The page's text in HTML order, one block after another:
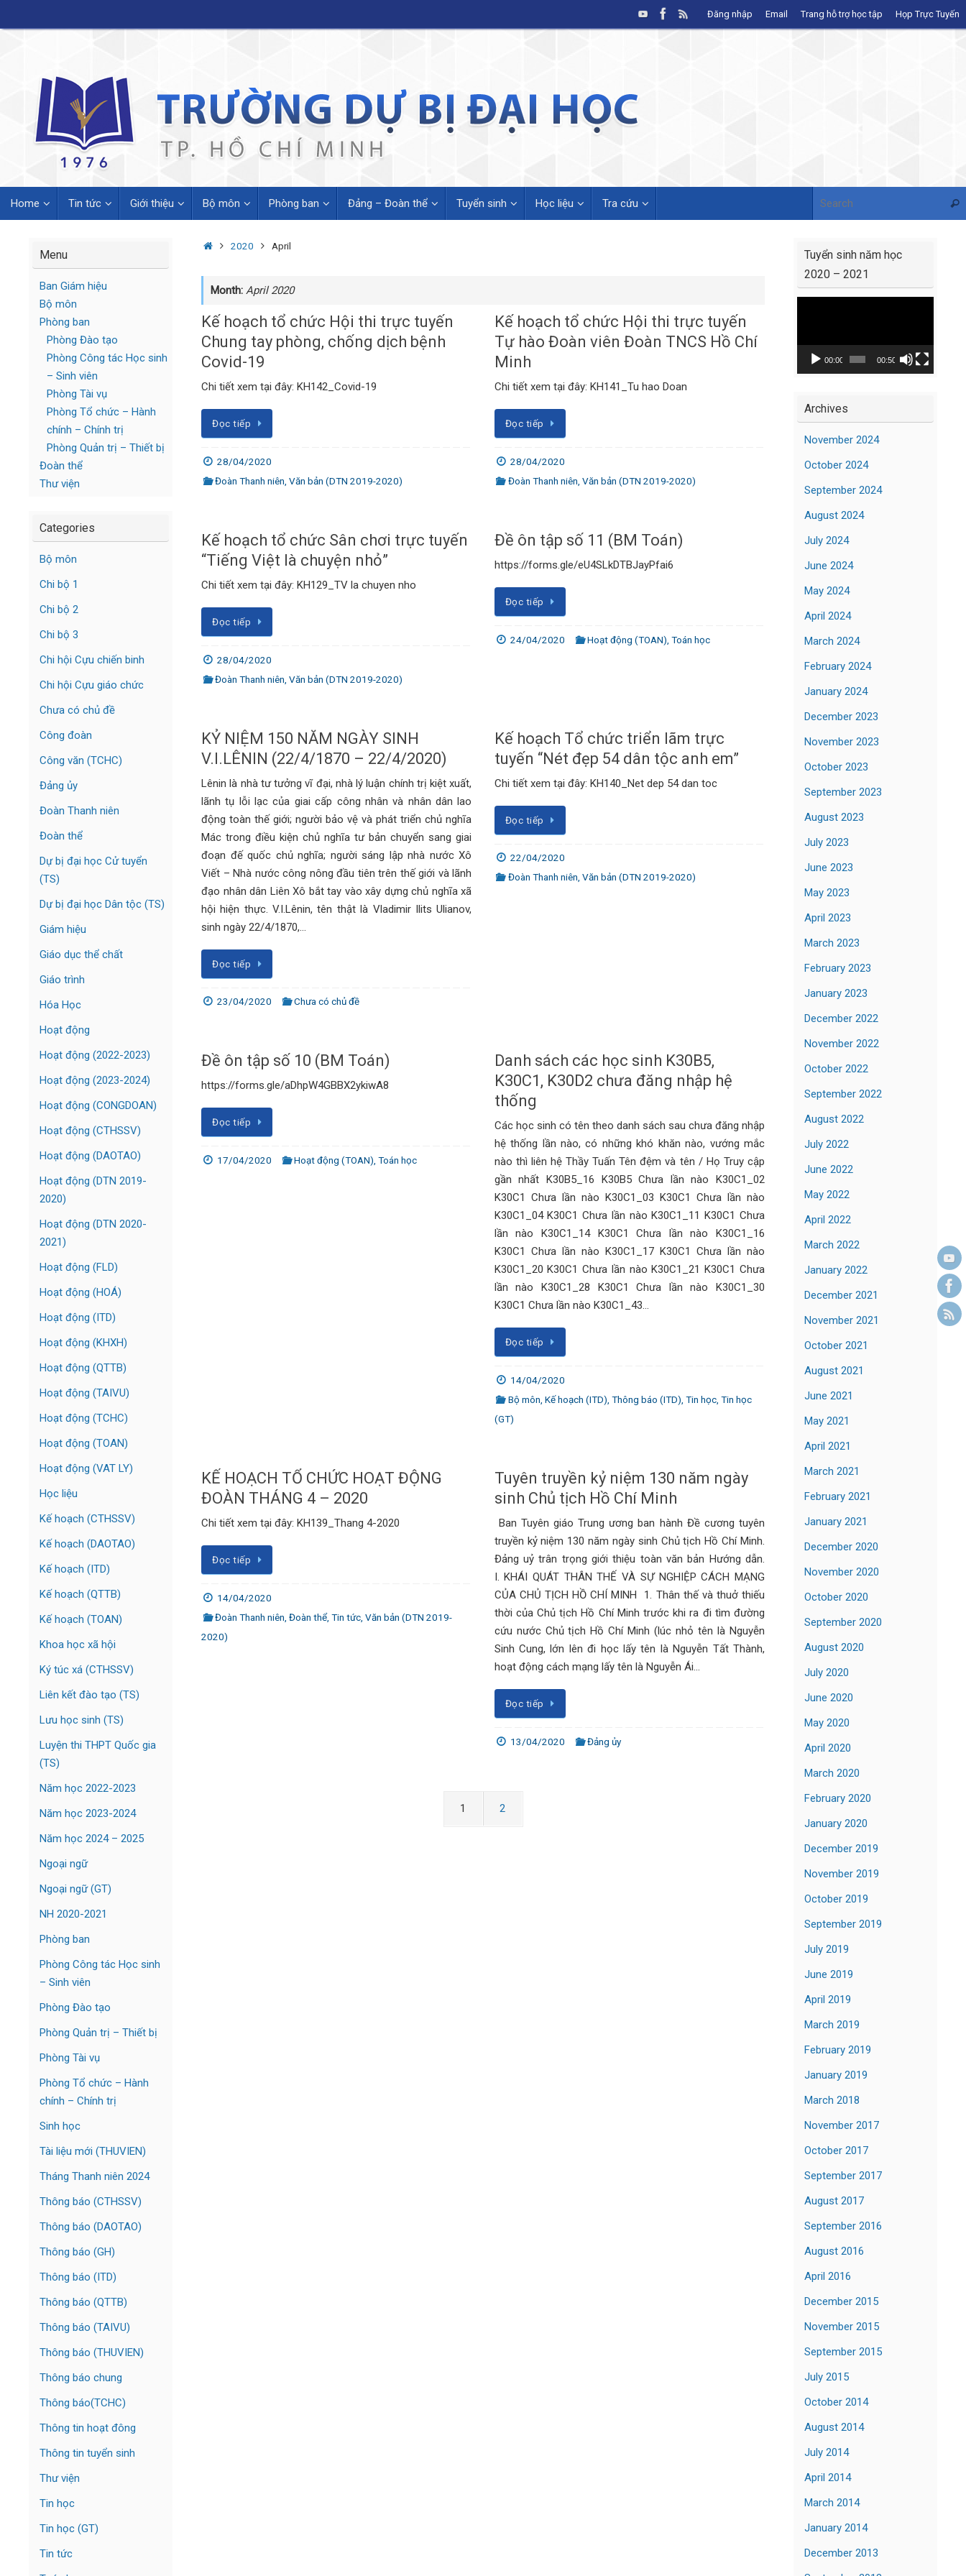
to
Đăng nhập Email Trang hỗ trợ học tập Họp Trực Tuyến
content
Home Tin tức Giới thiệu Bộ môn Phòng ban Đảng – Đoàn thể Tuyển sinh Học liệu Tra cứu
Home2020 April
Month: April 2020
Kế hoạch tổ chức Hội thi trực tuyến
Chung tay phòng, chống dịch bệnh
Covid-19
Chi tiết xem tại đây: KH142_Covid-19
Đọc tiếp
28/04/2020
Đoàn Thanh niên ,Văn bản (DTN 2019-2020)
Kế hoạch tổ chức Hội thi trực tuyến
Tự hào Đoàn viên Đoàn TNCS Hồ Chí
Minh
Chi tiết xem tại đây: KH141_Tu hao Doan
Đọc tiếp
28/04/2020
Đoàn Thanh niên Văn bản (DTN 2019-2020)
Kế hoạch tổ chức Sân chơi trực tuyến
“Tiếng Việt là chuyện nhỏ”
Chi tiết xem tại đây: KH129_TV la chuyen nho
Đọc tiếp
28/04/2020
Đoàn Thanh niên ,Văn bản (DTN 2019-2020)
Đề ôn tập số 11 (BM Toán)
https://forms.gle/eU4SLkDTBJayPfai6
Đọc tiếp
24/04/2020 Hoạt động (TOAN) ,Toán học
KỶ NIỆM 150 NĂM NGÀY SINH
V.I.LÊNIN (22/4/1870 – 22/4/2020)
Lênin là nhà tư tưởng vĩ đại, nhà lý luận chính trị kiệt xuất,
lãnh tụ lỗi lạc của giai cấp công nhân và nhân dân lao
động toàn thế giới; người bảo vệ và phát triển chủ nghĩa
Mác trong điều kiện chủ nghĩa tư bản chuyển sang giai
đoạn đế quốc chủ nghĩa; người sáng lập nhà nước Xô
Viết – Nhà nước công nông đầu tiên trên thế giới và lãnh
đạo nhân dân Liên Xô bắt tay vào xây dựng chủ nghĩa xã
hội hiện thực. V.I.Lênin, tên thật là Vladimir Ilits Ulianov,
sinh ngày 22/4/1870,…
Đọc tiếp
23/04/2020 Chưa có chủ đề
Kế hoạch Tổ chức triển lãm trực
tuyến “Nét đẹp 54 dân tộc anh em”
Chi tiết xem tại đây: KH140_Net dep 54 dan toc
Đọc tiếp
22/04/2020
Đoàn Thanh niên, Văn bản (DTN 2019-2020)
Đề ôn tập số 10 (BM Toán)
https://forms.gle/aDhpW4GBBX2ykiwA8
Đọc tiếp
17/04/2020 Hoạt động (TOAN) ,Toán học
Danh sách các học sinh K30B5,
K30C1, K30D2 chưa đăng nhập hệ
thống
Các học sinh có tên theo danh sách sau chưa đăng nhập
hệ thống lần nào, có những khó khăn nào, vướng mắc
nào thì liên hệ Thầy Tuấn Tên đệm và tên / Họ Truy cập
gần nhất K30B5_16 K30B5 Chưa lần nào K30C1_02
K30C1 Chưa lần nào K30C1_03 K30C1 Chưa lần nào
K30C1_04 K30C1 Chưa lần nào K30C1_11 K30C1 Chưa
lần nào K30C1_14 K30C1 Chưa lần nào K30C1_16
K30C1 Chưa lần nào K30C1_17 K30C1 Chưa lần nào
K30C1_20 K30C1 Chưa lần nào K30C1_21 K30C1 Chưa
lần nào K30C1_28 K30C1 Chưa lần nào K30C1_30
K30C1 Chưa lần nào K30C1_43…
Đọc tiếp
14/04/2020
Bộ môn Kế hoạch (ITD) Thông báo (ITD) Tin học, Tin học
(GT)
KẾ HOẠCH TỔ CHỨC HOẠT ĐỘNG
ĐOÀN THÁNG 4 – 2020
Chi tiết xem tại đây: KH139_Thang 4-2020
Đọc tiếp
14/04/2020
Đoàn Thanh niên ,Đoàn thể,Tin tức ,Văn bản (DTN 2019-
2020)
Tuyên truyền kỷ niệm 130 năm ngày
sinh Chủ tịch Hồ Chí Minh
Ban Tuyên giáo Trung ương ban hành Đề cương tuyên
truyền kỷ niệm 130 năm ngày sinh Chủ tịch Hồ Chí Minh.
Đảng uỷ trân trọng giới thiệu toàn văn bản Hướng dẫn.
I. KHÁI QUÁT THÂN THẾ VÀ SỰ NGHIỆP CÁCH MẠNG
CỦA CHỦ TỊCH HỒ CHÍ MINH 1. Thân thế và thuở thiếu
thời của Chủ tịch Hồ Chí Minh trước khi ra đi tìm đường
cứu nước Chủ tịch Hồ Chí Minh (lúc nhỏ tên là Nguyễn
Sinh Cung, lớn lên đi học lấy tên là Nguyễn Tất Thành,
hoạt động cách mạng lấy tên là Nguyễn Ái…
Đọc tiếp
13/04/2020 Đảng ủy
1 2
Menu
Ban Giám hiệu
Bộ môn
Phòng ban
Phòng Đào tạo
Phòng Công tác Học sinh
– Sinh viên
Phòng Tài vụ
Phòng Tổ chức – Hành
chính – Chính trị
Phòng Quản trị – Thiết bị
Đoàn thể
Thư viện
Categories
Bộ môn
Chi bộ 1
Chi bộ 2
Chi bộ 3
Chi hội Cựu chiến binh
Chi hội Cựu giáo chức
Chưa có chủ đề
Công đoàn
Công văn (TCHC)
Đảng ủy
Đoàn Thanh niên
Đoàn thể
Dự bị đại học Cử tuyển
(TS)
Dự bị đại học Dân tộc (TS)
Giám hiệu
Giáo dục thể chất
Giáo trình
Hóa Học
Hoạt động
Hoạt động (2022-2023)
Hoạt động (2023-2024)
Hoạt động (CONGDOAN)
Hoạt động (CTHSSV)
Hoạt động (DAOTAO)
Hoạt động (DTN 2019-
2020)
Hoạt động (DTN 2020-
2021)
Hoạt động (FLD)
Hoạt động (HOÁ)
Hoạt động (ITD)
Hoạt động (KHXH)
Hoạt động (QTTB)
Hoạt động (TAIVU)
Hoạt động (TCHC)
Hoạt động (TOAN)
Hoạt động (VAT LY)
Học liệu
Kế hoạch (CTHSSV)
Kế hoạch (DAOTAO)
Kế hoạch (ITD)
Kế hoạch (QTTB)
Kế hoạch (TOAN)
Khoa học xã hội
Ký túc xá (CTHSSV)
Liên kết đào tạo (TS)
Lưu học sinh (TS)
Luyện thi THPT Quốc gia
(TS)
Năm học 2022-2023
Năm học 2023-2024
Năm học 2024 – 2025
Ngoại ngữ
Ngoại ngữ (GT)
NH 2020-2021
Phòng ban
Phòng Công tác Học sinh
– Sinh viên
Phòng Đào tạo
Phòng Quản trị – Thiết bị
Phòng Tài vụ
Phòng Tổ chức – Hành
chính – Chính trị
Sinh học
Tài liệu mới (THUVIEN)
Tháng Thanh niên 2024
Thông báo (CTHSSV)
Thông báo (DAOTAO)
Thông báo (GH)
Thông báo (ITD)
Thông báo (QTTB)
Thông báo (TAIVU)
Thông báo (THUVIEN)
Thông báo chung
Thông báo(TCHC)
Thông tin hoạt đông
Thông tin tuyển sinh
Thư viện
Tin học
Tin học (GT)
Tin tức
Tuyển sinh năm học
2020 – 2021
00:00 00:50
Archives
November 2024
October 2024
September 2024
August 2024
July 2024
June 2024
May 2024
April 2024
March 2024
February 2024
January 2024
December 2023
November 2023
October 2023
September 2023
August 2023
July 2023
June 2023
May 2023
April 2023
March 2023
February 2023
January 2023
December 2022
November 2022
October 2022
September 2022
August 2022
July 2022
June 2022
May 2022
April 2022
March 2022
January 2022
December 2021
November 2021
October 2021
August 2021
June 2021
May 2021
April 2021
March 2021
February 2021
January 2021
December 2020
November 2020
October 2020
September 2020
August 2020
July 2020
June 2020
May 2020
April 2020
March 2020
February 2020
January 2020
December 2019
November 2019
October 2019
September 2019
July 2019
June 2019
April 2019
March 2019
February 2019
January 2019
March 2018
November 2017
October 2017
September 2017
August 2017
September 2016
August 2016
April 2016
December 2015
November 2015
September 2015
July 2015
October 2014
August 2014
July 2014
April 2014
March 2014
January 2014
December 2013